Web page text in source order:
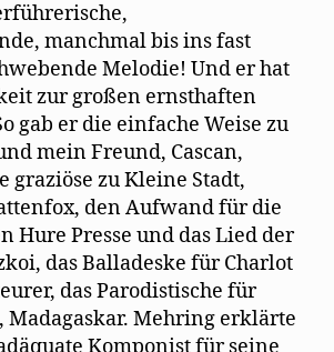
manchmal bis ins fast
Melodie! Und er hat
zur großen ernsthaften
gab er die einfache Weise zu
mein Freund, Cascan,
graziöse zu Kleine Stadt,
den Aufwand für die
Hure Presse und das Lied der
das Balladeske für Charlot
das Parodistische für
Madagaskar. Mehring erklärte